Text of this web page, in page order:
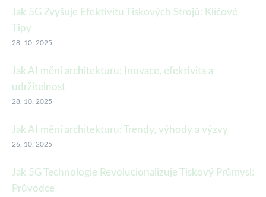
Jak 5G Zvyšuje Efektivitu Tiskových Strojů: Klíčové
Tipy
28. 10. 2025
Jak AI mění architekturu: Inovace, efektivita a
udržitelnost
28. 10. 2025
Jak AI mění architekturu: Trendy, výhody a výzvy
26. 10. 2025
Jak 5G Technologie Revolucionalizuje Tiskový Průmysl:
Průvodce